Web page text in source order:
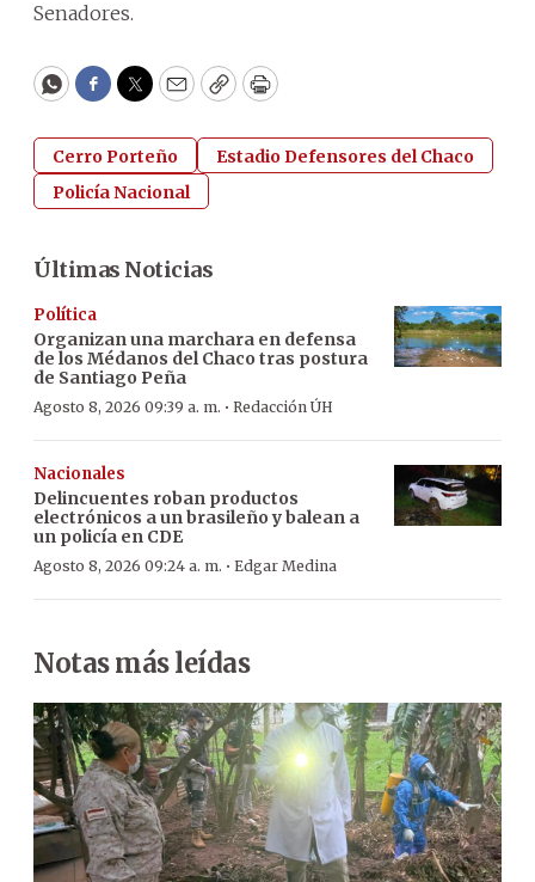
Senadores.
WhatsApp
Facebook
Twitter
EmailCopyPrint
Cerro Porteño
Estadio Defensores del Chaco
Policía Nacional
Últimas Noticias
Política
Organizan una marchara en defensa
de los Médanos del Chaco tras postura
de Santiago Peña
Agosto 8, 2026 09:39 a. m. · Redacción ÚH
Nacionales
Delincuentes roban productos
electrónicos a un brasileño y balean a
un policía en CDE
Agosto 8, 2026 09:24 a. m. · Edgar Medina
Notas más leídas